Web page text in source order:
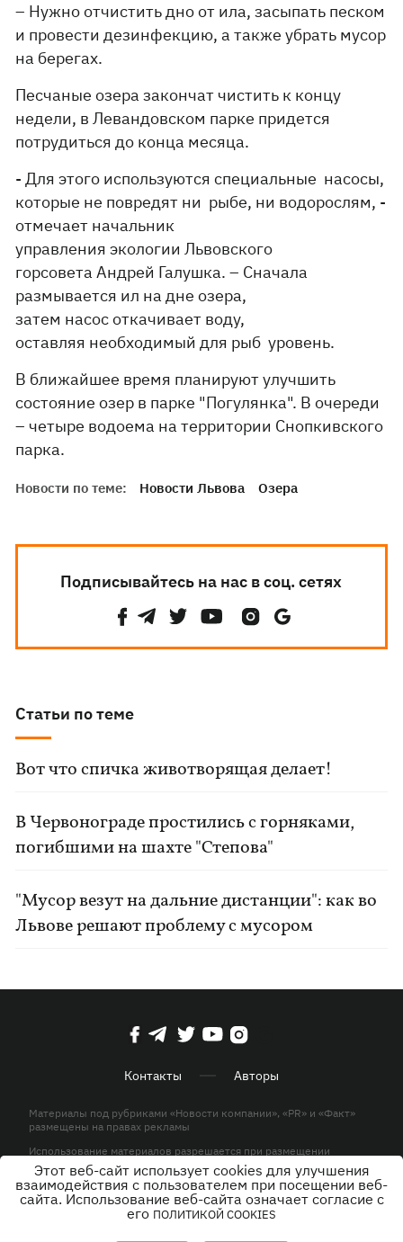
– Нужно отчистить дно от ила, засыпать песком
и провести дезинфекцию, а также убрать мусор
на берегах.
Песчаные озера закончат чистить к концу
недели, в Левандовском парке придется
потрудиться до конца месяца.
- Для этого используются специальные насосы,
которые не повредят ни рыбе, ни водорослям, -
отмечает начальник
управления экологии Львовского
горсовета Андрей Галушка. – Сначала
размывается ил на дне озера,
затем насос откачивает воду,
оставляя необходимый для рыб уровень.
В ближайшее время планируют улучшить
состояние озер в парке "Погулянка". В очереди
– четыре водоема на территории Снопкивского
парка.
Новости по теме: Новости Львова Озера
Подписывайтесь на нас в соц. сетях
Статьи по теме
Вот что спичка животворящая делает!
В Червонограде простились с горняками,
погибшими на шахте "Степова"
"Мусор везут на дальние дистанции": как во
Львове решают проблему с мусором
Контакты Авторы
Материалы под рубриками «Новости компании», «PR» и «Факт»
размещены на правах рекламы
Использование материалов разрешается при размещении
активной гиперссылки на KP.UA в первом абзаце.
© ООО «ЮЛАВ МЕДИА»,2026. Все права защищены.
Этот веб-сайт использует cookies для улучшения
взаимодействия с пользователем при посещении веб-
сайта. Использование веб-сайта означает согласие с
его ПОЛИТИКОЙ COOKIES